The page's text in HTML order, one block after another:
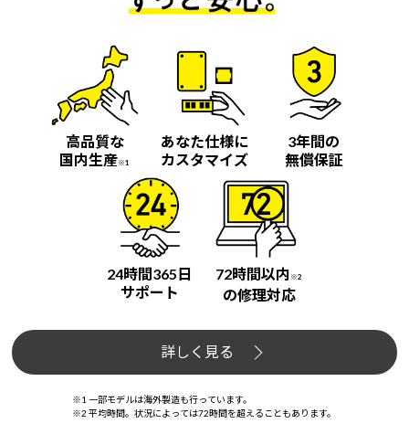
高品質な
国内生産※1
あなた仕様に
カスタマイズ
3年間の
無償保証
24時間365日
サポート
72時間以内 ※2
の修理対応
詳しく見る
※1 一部モデルは海外製造も行っています。
※2 平均時間。状況によっては72時間を超えることもあります。